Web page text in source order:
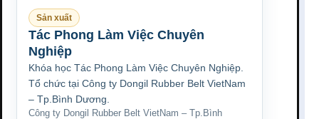
Sản xuất
Tác Phong Làm Việc Chuyên
Nghiệp
Khóa học Tác Phong Làm Việc Chuyên Nghiệp.
Tổ chức tại Công ty Dongil Rubber Belt VietNam
– Tp.Bình Dương.
Công ty Dongil Rubber Belt VietNam – Tp.Bình